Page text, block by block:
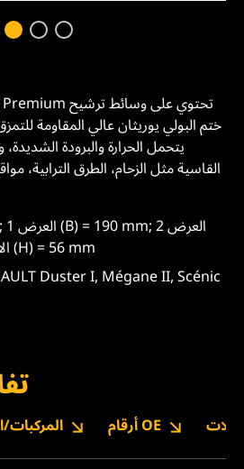
يتحمل الحرارة والبرودة
القاسية مثل الزحام، الطرق الترابية،
(C) = 134 mm; الارتفاع (H) = 56 mm
أرقام OE